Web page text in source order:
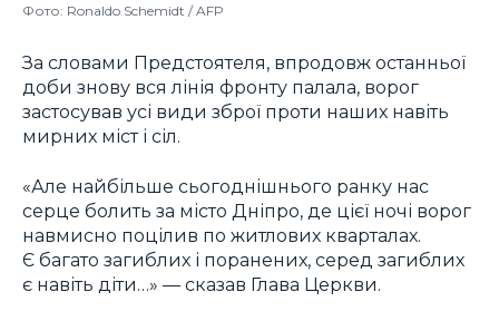
Фото: Ronaldo Schemidt / AFP
За словами Предстоятеля, впродовж останньої
доби знову вся лінія фронту палала, ворог
застосував усі види зброї проти наших навіть
мирних міст і сіл.
«Але найбільше сьогоднішнього ранку нас
серце болить за місто Дніпро, де цієї ночі ворог
навмисно поцілив по житлових кварталах.
Є багато загиблих і поранених, серед загиблих
є навіть діти…» — сказав Глава Церкви.